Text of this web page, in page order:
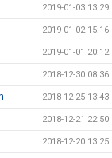
2019-01-03 13:29
2019-01-02 15:16
2019-01-01 20:12
2018-12-30 08:36
2018-12-25 13:43
2018-12-21 22:50
2018-12-20 13:25